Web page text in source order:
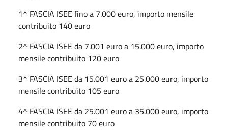
1^ FASCIA ISEE fino a 7.000 euro, importo mensile
contribuito 140 euro
2^ FASCIA ISEE da 7.001 euro a 15.000 euro, importo
mensile contribuito 120 euro
3^ FASCIA ISEE da 15.001 euro a 25.000 euro, importo
mensile contribuito 105 euro
4^ FASCIA ISEE da 25.001 euro a 35.000 euro, importo
mensile contribuito 70 euro